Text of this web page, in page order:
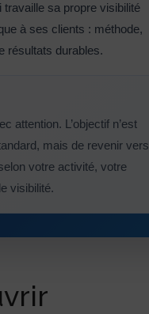
sa propre visibilité
à ses clients : méthode,
résultats durables.
attention. L’objectif n’est
mais de revenir vers
votre activité, votre
visibilité.